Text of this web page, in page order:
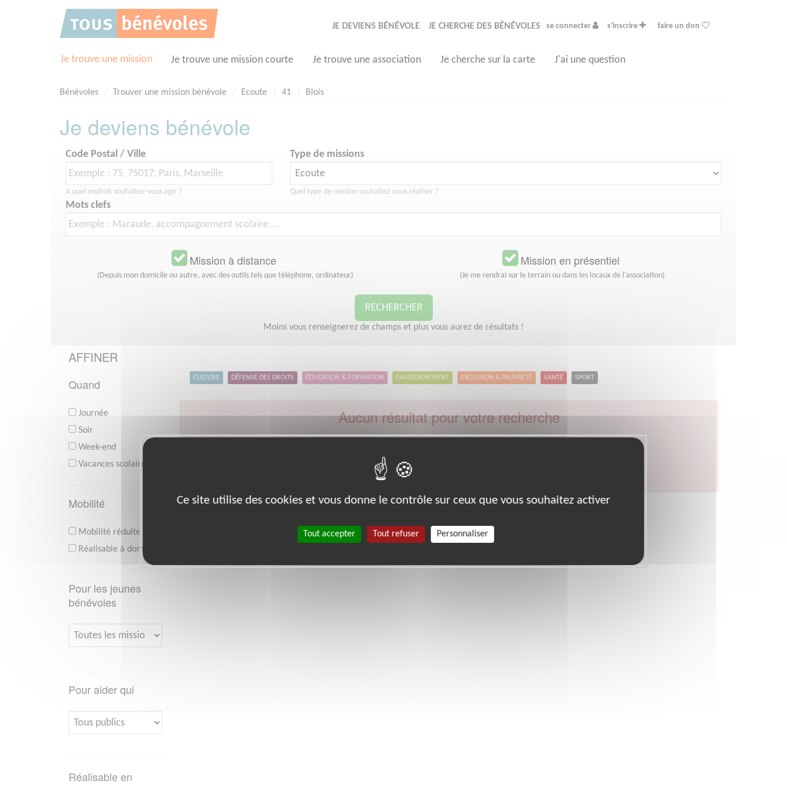
JE DEVIENS BÉNÉVOLE JE CHERCHE DES BÉNÉVOLES se connecter s'inscrire faire un don
Je trouve une mission Je trouve une mission courte Je trouve une association Je cherche sur la carte J'ai une question
Bénévoles Trouver une mission bénévole Ecoute 41 Blois
Je deviens bénévole
Code Postal / Ville
A quel endroit souhaitez-vous agir ?
Type de missions
Quel type de mission souhaitez vous réaliser ?
Mots clefs
Mission à distance
(Depuis mon domicile ou autre, avec des outils tels que téléphone, ordinateur)
Mission en présentiel
(Je me rendrai sur le terrain ou dans les locaux de l'association)
RECHERCHER
Moins vous renseignerez de champs et plus vous aurez de résultats !
AFFINER
Quand
Journée
Soir
Week-end
Vacances scolaires
Mobilité
Mobilité réduite
Réalisable à domicile
Pour les jeunes
bénévoles
Pour aider qui
Réalisable en
CULTURE DÉFENSE DES DROITS ÉDUCATION & FORMATION ENVIRONNEMENT EXCLUSION & PAUVRETÉ SANTÉ SPORT
Aucun résultat pour votre recherche
Veuillez indiquer moins de critères et/ou remplacer votre code postal par celui de votre département.
Effectuer une nouvelle recherche
Ce site utilise des cookies et vous donne le contrôle sur ceux que vous souhaitez activer
Tout accepter Tout refuser Personnaliser